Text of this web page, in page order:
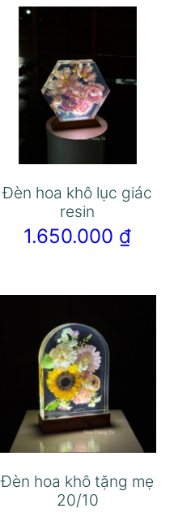
Đèn hoa khô lục giác
resin
1.650.000 ₫
Đèn hoa khô tặng mẹ
20/10